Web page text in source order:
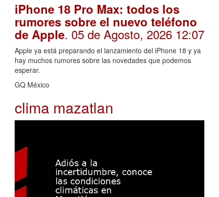
iPhone 18 Pro Max: todos los
rumores sobre el nuevo teléfono
de Apple. 05 de Agosto, 2026 12:07
Apple ya está preparando el lanzamiento del iPhone 18 y ya
hay muchos rumores sobre las novedades que podemos
esperar.
GQ México
clima mazatlan